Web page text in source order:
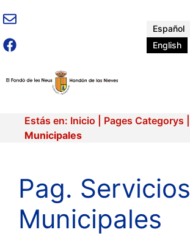
Skip
to
content
Español
English
Estás en: Inicio Pages Categorys
Municipales
Pag. Servicios
Municipales